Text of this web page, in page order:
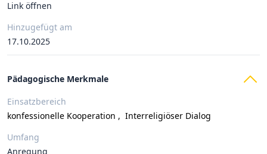
Link öffnen
Hinzugefügt am
17.10.2025
Pädagogische Merkmale
Einsatzbereich
konfessionelle Kooperation , Interreligiöser Dialog
Umfang
Anregung